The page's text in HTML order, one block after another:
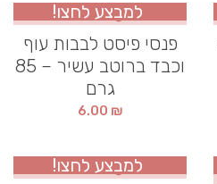
למבצע לחצו!
פנסי פיסט לבבות עוף
וכבד ברוטב עשיר – 85
גרם
6.00 ₪
למבצע לחצו!